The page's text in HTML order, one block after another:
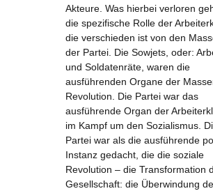
Akteure. Was hierbei verloren
die spezifische Rolle der
die verschieden ist von den
der Partei. Die Sowjets, oder:
und Soldatenräte, waren die
ausführenden Organe der
Revolution. Die Partei war das
ausführende Organ der
im Kampf um den Sozialismus.
Partei war als die ausführende
Instanz gedacht, die die soziale
Revolution – die Transformation
Gesellschaft: die Überwindung